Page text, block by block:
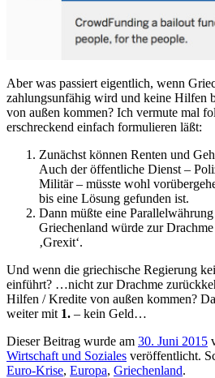
Aber was passiert eigentlich, wenn
zahlungsunfähig wird und keine Hilfen
von außen kommen? Ich vermute mal
erschreckend einfach formulieren läßt:
Zunächst können Renten und
Auch der öffentliche Dienst –
Militär – müsste wohl
bis eine Lösung gefunden ist.
Dann müßte eine
Griechenland würde zur
‚Grexit‘.
Und wenn die griechische Regierung
einführt? …nicht zur Drachme
Hilfen / Kredite von außen kommen?
weiter mit 1. – kein Geld…
Dieser Beitrag wurde am 30. Juni 2015
Wirtschaft und Soziales veröffentlicht.
Euro-Krise, Europa, Griechenland.